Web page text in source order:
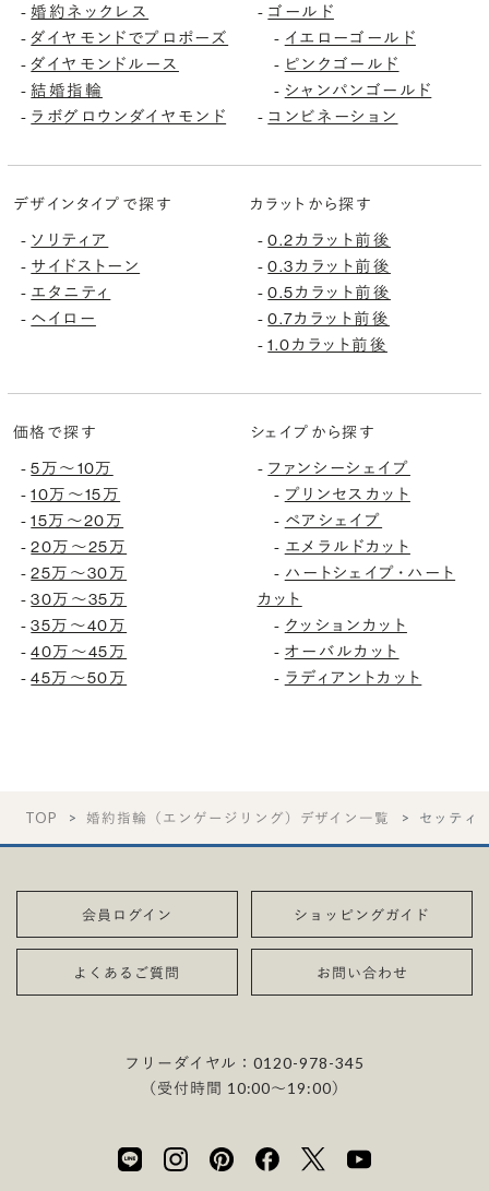
-婚約ネックレス
-ダイヤモンドでプロポーズ
-ダイヤモンドルース
-結婚指輪
- ラボグロウンダイヤモンド
- ゴールド
- イエローゴールド
- ピンクゴールド
- シャンパンゴールド
- コンビネーション
デザインタイプで探す
- ソリティア
- サイドストーン
- エタニティ
- ヘイロー
カラットから探す
-0.2カラット前後
-0.3カラット前後
-0.5カラット前後
-0.7カラット前後
-1.0カラット前後
価格で探す
-5万〜10万
-10万〜15万
-15万〜20万
-20万〜25万
-25万〜30万
-30万〜35万
-35万〜40万
-40万〜45万
-45万〜50万
シェイプから探す
- ファンシーシェイプ
- プリンセスカット
- ペアシェイプ
- エメラルドカット
- ハートシェイプ・ハート
カット
- クッションカット
- オーバルカット
- ラディアントカット
TOP 婚約指輪（エンゲージリング）デザイン一覧 セッティ
会員ログイン ショッピングガイド
よくあるご質問 お問い合わせ
フリーダイヤル：0120-978-345
（受付時間 10:00〜19:00）